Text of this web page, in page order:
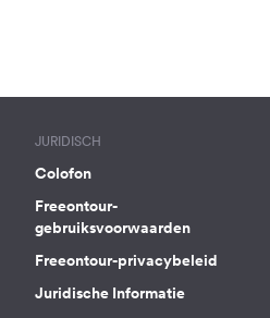
JURIDISCH
Colofon
Freeontour-
gebruiksvoorwaarden
Freeontour-privacybeleid
Juridische Informatie